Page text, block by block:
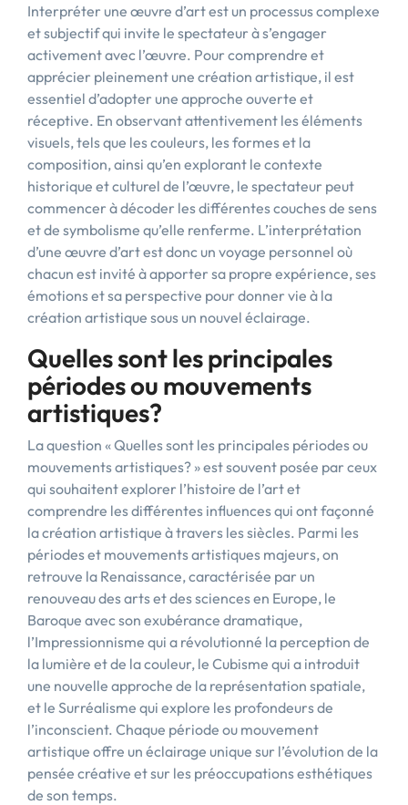
Interpréter une œuvre d’art est un processus complexe
et subjectif qui invite le spectateur à s’engager
activement avec l’œuvre. Pour comprendre et
apprécier pleinement une création artistique, il est
essentiel d’adopter une approche ouverte et
réceptive. En observant attentivement les éléments
visuels, tels que les couleurs, les formes et la
composition, ainsi qu’en explorant le contexte
historique et culturel de l’œuvre, le spectateur peut
commencer à décoder les différentes couches de sens
et de symbolisme qu’elle renferme. L’interprétation
d’une œuvre d’art est donc un voyage personnel où
chacun est invité à apporter sa propre expérience, ses
émotions et sa perspective pour donner vie à la
création artistique sous un nouvel éclairage.
Quelles sont les principales
périodes ou mouvements
artistiques?
La question « Quelles sont les principales périodes ou
mouvements artistiques? » est souvent posée par ceux
qui souhaitent explorer l’histoire de l’art et
comprendre les différentes influences qui ont façonné
la création artistique à travers les siècles. Parmi les
périodes et mouvements artistiques majeurs, on
retrouve la Renaissance, caractérisée par un
renouveau des arts et des sciences en Europe, le
Baroque avec son exubérance dramatique,
l’Impressionnisme qui a révolutionné la perception de
la lumière et de la couleur, le Cubisme qui a introduit
une nouvelle approche de la représentation spatiale,
et le Surréalisme qui explore les profondeurs de
l’inconscient. Chaque période ou mouvement
artistique offre un éclairage unique sur l’évolution de la
pensée créative et sur les préoccupations esthétiques
de son temps.